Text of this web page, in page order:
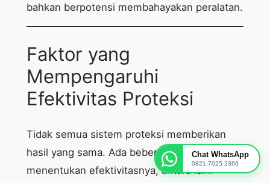
Chat WhatsApp
0821-7025-2366
bahkan berpotensi membahayakan peralatan.
Faktor yang
Mempengaruhi
Efektivitas Proteksi
Tidak semua sistem proteksi memberikan
hasil yang sama. Ada beberapa faktor yang
menentukan efektivitasnya, antara lain: